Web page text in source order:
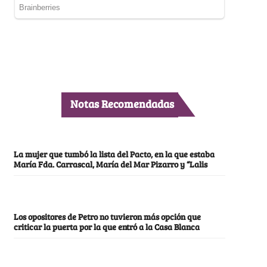
Notas Recomendadas
La mujer que tumbó la lista del Pacto, en la que estaba
María Fda. Carrascal, María del Mar Pizarro y “Lalis
Los opositores de Petro no tuvieron más opción que
criticar la puerta por la que entró a la Casa Blanca